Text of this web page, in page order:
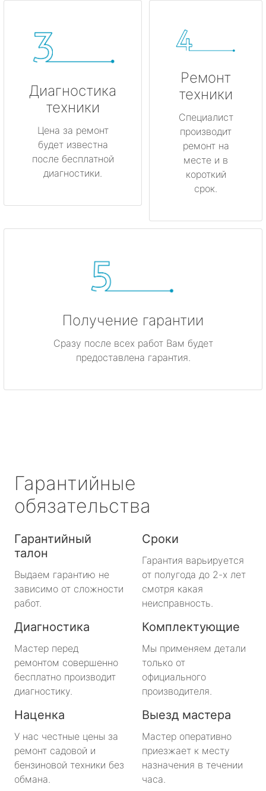
Диагностика
техники
Цена за ремонт
будет известна
после бесплатной
диагностики.
Ремонт
техники
Специалист
производит
ремонт на
месте и в
короткий
срок.
Получение гарантии
Сразу после всех работ Вам будет
предоставлена гарантия.
Гарантийные
обязательства
Гарантийный
талон
Выдаем гарантию не
зависимо от сложности
работ.
Сроки
Гарантия варьируется
от полугода до 2-х лет
смотря какая
неисправность.
Диагностика
Мастер перед
ремонтом совершенно
бесплатно производит
диагностику.
Комплектующие
Мы применяем детали
только от
официального
производителя.
Наценка
У нас честные цены за
ремонт садовой и
бензиновой техники без
обмана.
Выезд мастера
Мастер оперативно
приезжает к месту
назначения в течении
часа.